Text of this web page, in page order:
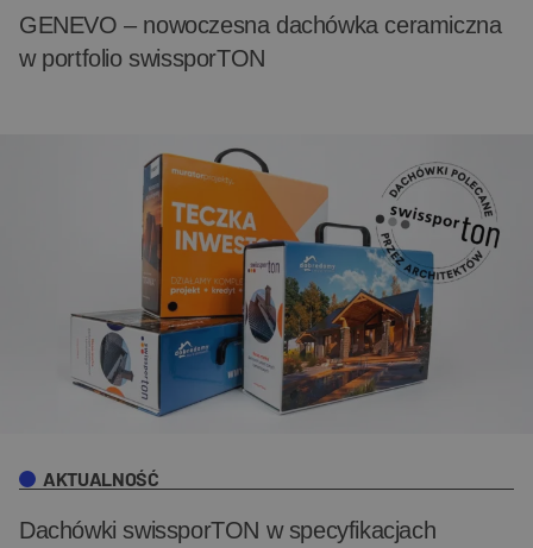
GENEVO – nowoczesna dachówka ceramiczna
w portfolio swissporTON
AKTUALNOŚĆ
Dachówki swissporTON w specyfikacjach